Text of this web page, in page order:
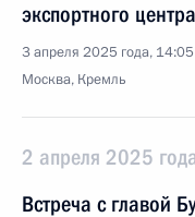
экспортного
3 апреля 2025 года, 14:05
Москва, Кремль
2 апреля 2025
Встреча с главой